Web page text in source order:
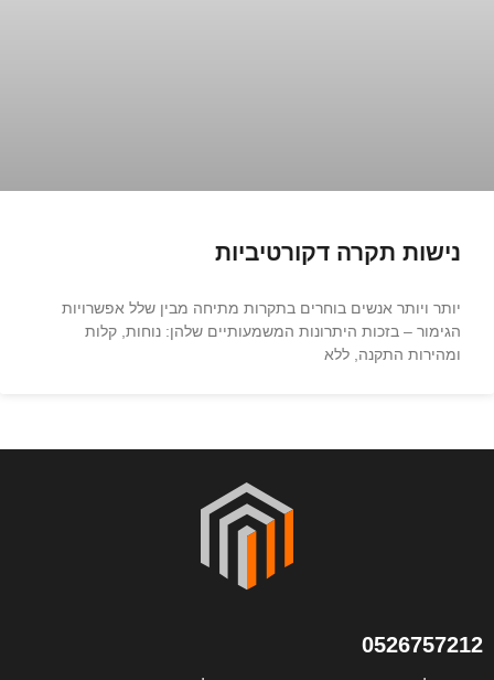
נישות תקרה דקורטיביות
יותר ויותר אנשים בוחרים בתקרות מתיחה מבין שלל אפשרויות
הגימור – בזכות היתרונות המשמעותיים שלהן: נוחות, קלות
ומהירות התקנה, ללא
0526757212